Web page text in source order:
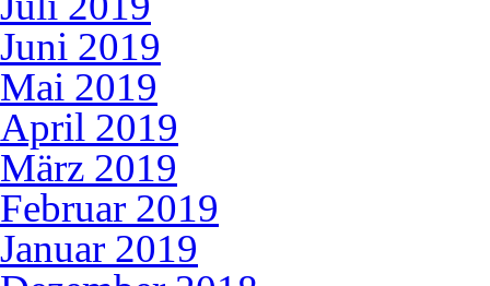
Juni 2019
Mai 2019
April 2019
März 2019
Februar 2019
Januar 2019